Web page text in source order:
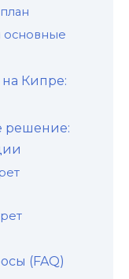
основные
Кипре:
решение:
(FAQ)